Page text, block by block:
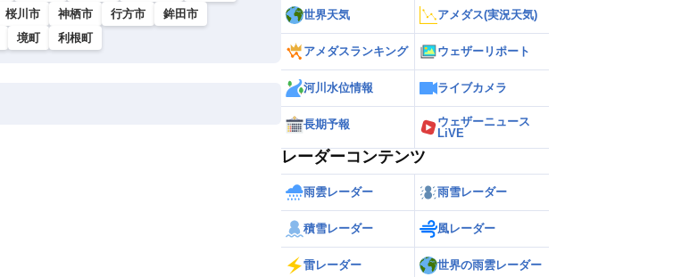
桜川市 神栖市 行方市
鉾田市
境町 利根町
世界天気 アメダス(実況天気)
アメダスランキング ウェザーリポート
河川水位情報 ライブカメラ
長期予報
ウェザーニュース
LiVE
レーダーコンテンツ
雨雲レーダー 雨雪レーダー
積雪レーダー 風レーダー
雷レーダー 世界の雨雲レーダー